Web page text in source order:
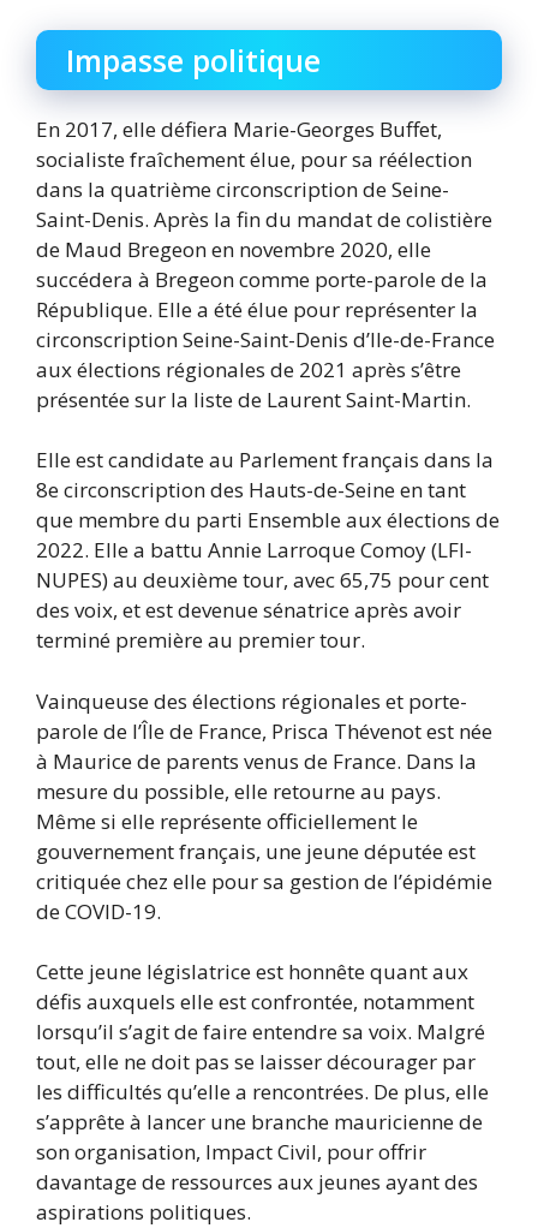
Impasse politique
En 2017, elle défiera Marie-Georges Buffet,
socialiste fraîchement élue, pour sa réélection
dans la quatrième circonscription de Seine-
Saint-Denis. Après la fin du mandat de colistière
de Maud Bregeon en novembre 2020, elle
succédera à Bregeon comme porte-parole de la
République. Elle a été élue pour représenter la
circonscription Seine-Saint-Denis d’Ile-de-France
aux élections régionales de 2021 après s’être
présentée sur la liste de Laurent Saint-Martin.
Elle est candidate au Parlement français dans la
8e circonscription des Hauts-de-Seine en tant
que membre du parti Ensemble aux élections de
2022. Elle a battu Annie Larroque Comoy (LFI-
NUPES) au deuxième tour, avec 65,75 pour cent
des voix, et est devenue sénatrice après avoir
terminé première au premier tour.
Vainqueuse des élections régionales et porte-
parole de l’Île de France, Prisca Thévenot est née
à Maurice de parents venus de France. Dans la
mesure du possible, elle retourne au pays.
Même si elle représente officiellement le
gouvernement français, une jeune députée est
critiquée chez elle pour sa gestion de l’épidémie
de COVID-19.
Cette jeune législatrice est honnête quant aux
défis auxquels elle est confrontée, notamment
lorsqu’il s’agit de faire entendre sa voix. Malgré
tout, elle ne doit pas se laisser décourager par
les difficultés qu’elle a rencontrées. De plus, elle
s’apprête à lancer une branche mauricienne de
son organisation, Impact Civil, pour offrir
davantage de ressources aux jeunes ayant des
aspirations politiques.